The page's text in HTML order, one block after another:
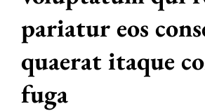
pariatur eos
quaerat itaque
fuga